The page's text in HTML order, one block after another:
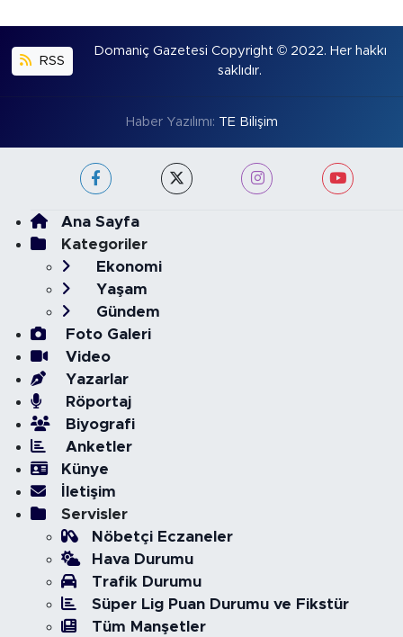
RSS
Domaniç Gazetesi Copyright © 2022. Her hakkı
saklıdır.
Haber Yazılımı: TE Bilişim
Ana Sayfa
Kategoriler
Ekonomi
Yaşam
Gündem
Foto Galeri
Video
Yazarlar
Röportaj
Biyografi
Anketler
Künye
İletişim
Servisler
Nöbetçi Eczaneler
Hava Durumu
Trafik Durumu
Süper Lig Puan Durumu ve Fikstür
Tüm Manşetler